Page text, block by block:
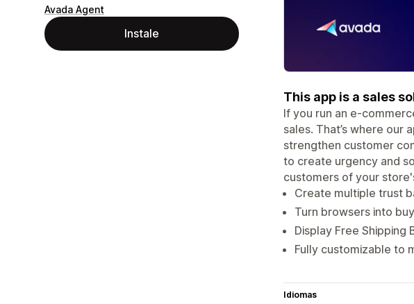
Avada Agent
Instale
This app is a sales
If you run an e-
sales. That’s where our
strengthen customer
to create urgency and
customers of your
Create multiple trust
Turn browsers into
Display Free
Fully customizable to
Idiomas